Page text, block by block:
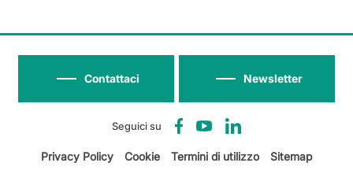
Seguici su
Newsletter
Contattaci
Privacy Policy Cookie Termini di utilizzo Sitemap